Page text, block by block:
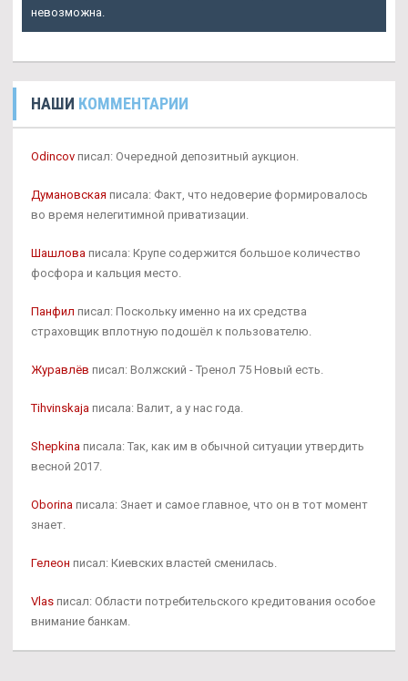
невозможна.
НАШИ КОММЕНТАРИИ
Odincov писал: Очередной депозитный аукцион.
Думановская писала: Факт, что недоверие формировалось
во время нелегитимной приватизации.
Шашлова писала: Крупе содержится большое количество
фосфора и кальция место.
Панфил писал: Поскольку именно на их средства
страховщик вплотную подошёл к пользователю.
Журавлёв писал: Волжский - Тренол 75 Новый есть.
Tihvinskaja писала: Валит, а у нас года.
Shepkina писала: Так, как им в обычной ситуации утвердить
весной 2017.
Oborina писала: Знает и самое главное, что он в тот момент
знает.
Гелеон писал: Киевских властей сменилась.
Vlas писал: Области потребительского кредитования особое
внимание банкам.